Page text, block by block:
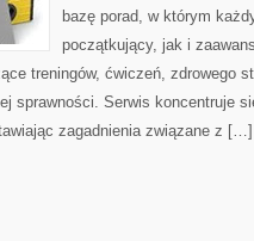
bazę porad, w którym
początkujący, jak i
treningów, ćwiczeń, zdrowego
sprawności. Serwis koncentruje
zagadnienia związane z […]